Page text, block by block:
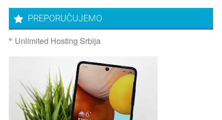
PREPORUČUJEMO
Unlimited Hosting Srbija